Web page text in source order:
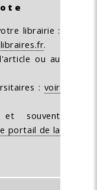
librairie :
.
ou au
: voir
souvent
portail de la